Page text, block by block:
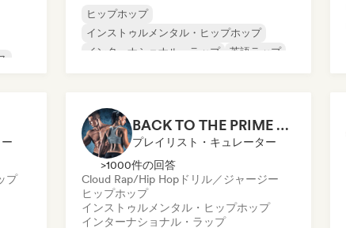
ヒップホップ
インストゥルメンタル・ヒップホップ
インターナショナル・ラップ
英語ラップ
プ
BACK TO THE PRIME 🔱🔥 Workout Motivation Playlist
プレイリスト・キュレーター
>1000件の回答
Cloud Rap/Hip Hop ドリル／ジャージー
ヒップホップ
インストゥルメンタル・ヒップホップ
インターナショナル・ラップ